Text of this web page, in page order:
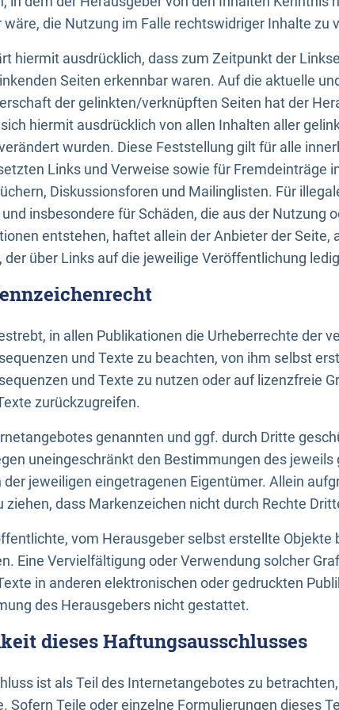
die Nutzung im Falle rechtswidriger Inhalte zu
hiermit ausdrücklich, dass zum Zeitpunkt der
Seiten erkennbar waren. Auf die aktuelle
der gelinkten/verknüpften Seiten hat der
hiermit ausdrücklich von allen Inhalten aller
wurden. Diese Feststellung gilt für alle
Links und Verweise sowie für Fremdeinträge
Diskussionsforen und Mailinglisten. Für
insbesondere für Schäden, die aus der Nutzung
entstehen, haftet allein der Anbieter der Seite,
der über Links auf die jeweilige Veröffentlichung
in allen Publikationen die Urheberrechte der
und Texte zu beachten, von ihm selbst
und Texte zu nutzen oder auf lizenzfreie
zurückzugreifen.
genannten und ggf. durch Dritte
uneingeschränkt den Bestimmungen des
jeweiligen eingetragenen Eigentümer. Allein
ziehen, dass Markenzeichen nicht durch Rechte
vom Herausgeber selbst erstellte Objekte
Eine Vervielfältigung oder Verwendung solcher
in anderen elektronischen oder gedruckten
des Herausgebers nicht gestattet.
dieses Haftungsausschlusses
ist als Teil des Internetangebotes zu
Sofern Teile oder einzelne Formulierungen dieses